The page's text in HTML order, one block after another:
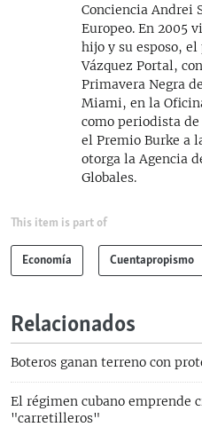
Conciencia Andrei
Europeo. En 2005
hijo y su esposo,
Vázquez Portal,
Primavera Negra
Miami, en la
como periodista de
el Premio Burke a
otorga la Agencia
Globales.
This item is part of
Economía Cuentapropismo
Relacionados
Boteros ganan terreno con
El régimen cubano emprende
"carretilleros"